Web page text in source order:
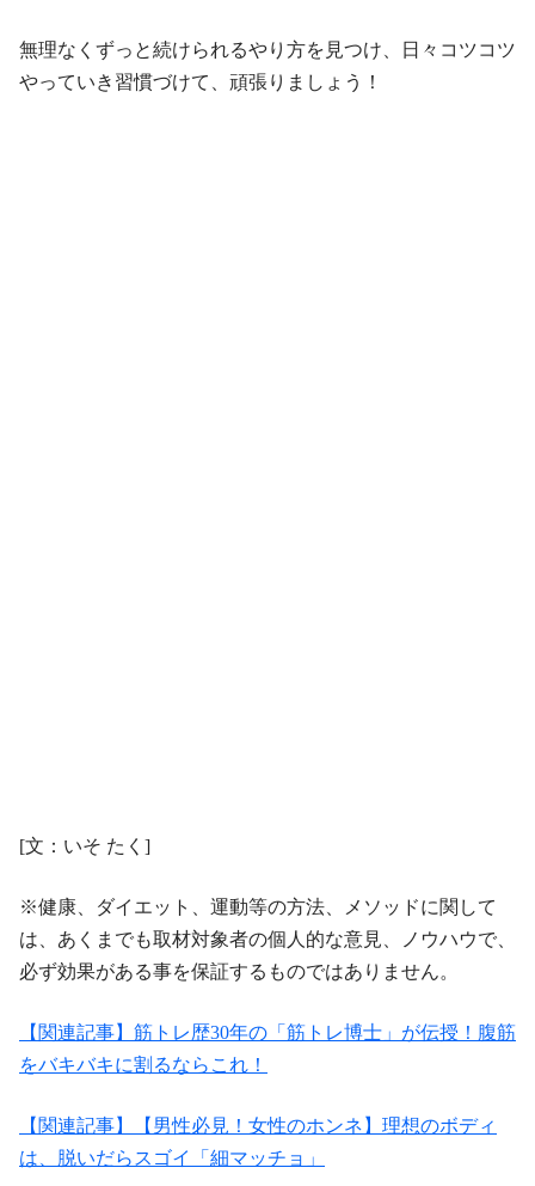
無理なくずっと続けられるやり方を見つけ、日々コツコツ
やっていき習慣づけて、頑張りましょう！
[文：いそ たく]
※健康、ダイエット、運動等の方法、メソッドに関して
は、あくまでも取材対象者の個人的な意見、ノウハウで、
必ず効果がある事を保証するものではありません。
【関連記事】筋トレ歴30年の「筋トレ博士」が伝授！腹筋
をバキバキに割るならこれ！
【関連記事】【男性必見！女性のホンネ】理想のボディ
は、脱いだらスゴイ「細マッチョ」